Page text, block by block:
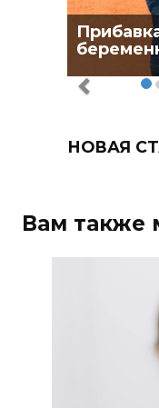
НОВАЯ
Вам также